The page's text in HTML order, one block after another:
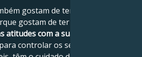
gostam de ter ordem nas
gostam de ter tudo claro.
atitudes com a sua mente
controlar os seus sentimentos.